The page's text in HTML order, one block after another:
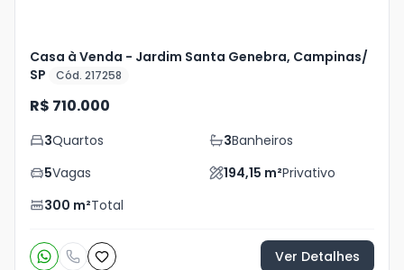
Casa à Venda - Jardim Santa Genebra, Campinas/
SP
Cód. 217258
R$ 710.000
3Quartos 3Banheiros
5Vagas 194,15 m²Privativo
300 m²Total
Ver Detalhes